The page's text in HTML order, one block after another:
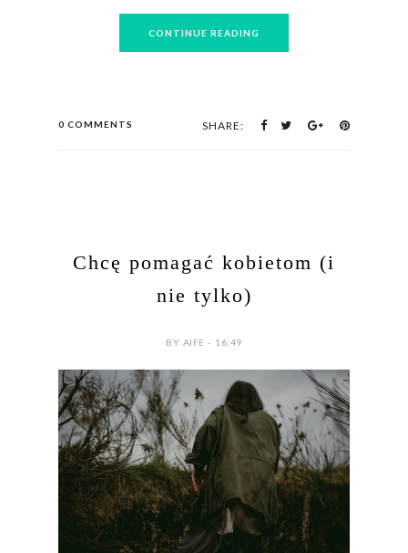
CONTINUE READING
0 COMMENTS SHARE:
Chcę pomagać kobietom (i
nie tylko)
BY AIFE - 16:49